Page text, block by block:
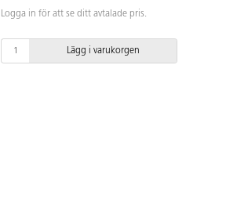
Logga in för att se ditt avtalade pris.
Lägg i varukorgen